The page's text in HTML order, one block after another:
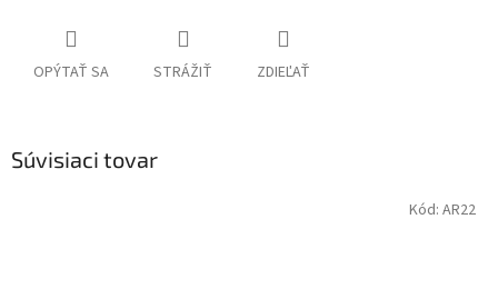
OPÝTAŤ SA STRÁŽIŤ ZDIEĽAŤ
Súvisiaci tovar
Kód: AR22